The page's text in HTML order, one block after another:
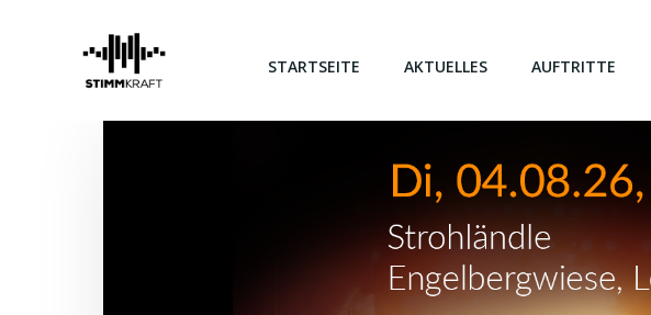
STARTSEITE AKTUELLES AUFTRITTE